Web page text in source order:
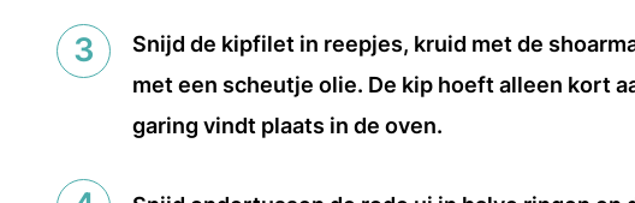
Snijd de kipfilet in reepjes, kruid met de
met een scheutje olie. De kip hoeft alleen kort
garing vindt plaats in de oven.